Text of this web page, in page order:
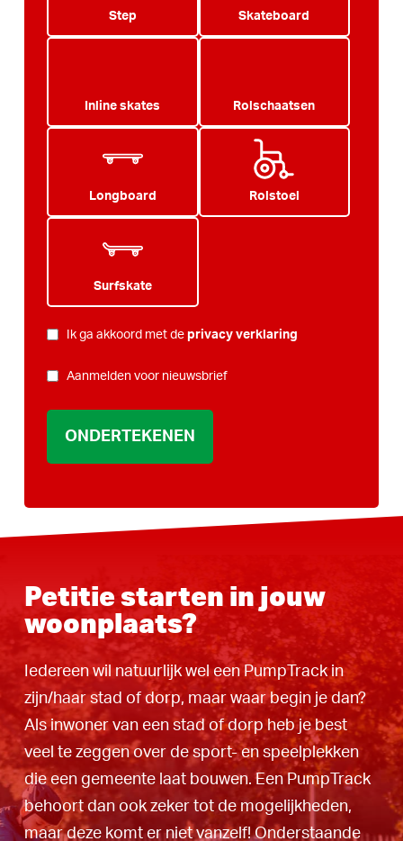
Step Skateboard
Inline skates Rolschaatsen
Longboard Rolstoel
Surfskate
PRIVACYIk ga akkoord met de privacy verklaring
NIEUWSBRIEF
Aanmelden voor nieuwsbrief
Petitie starten in jouw
woonplaats?
Iedereen wil natuurlijk wel een PumpTrack in
zijn/haar stad of dorp, maar waar begin je dan?
Als inwoner van een stad of dorp heb je best
veel te zeggen over de sport- en speelplekken
die een gemeente laat bouwen. Een PumpTrack
behoort dan ook zeker tot de mogelijkheden,
maar deze komt er niet vanzelf! Onderstaande